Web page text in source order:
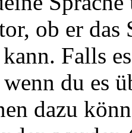
ob er das
Falls
du es
dazu